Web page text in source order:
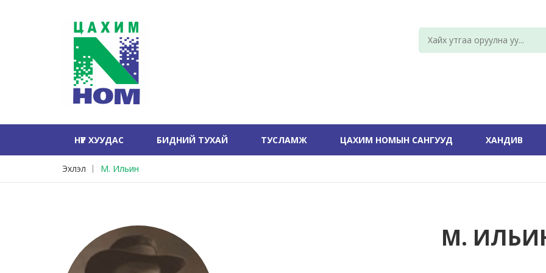
НҮҮР ХУУДАС БИДНИЙ ТУХАЙ ТУСЛАМЖ ЦАХИМ НОМЫН САНГУУД ХАНДИВ
Эхлэл М. Ильин
М.